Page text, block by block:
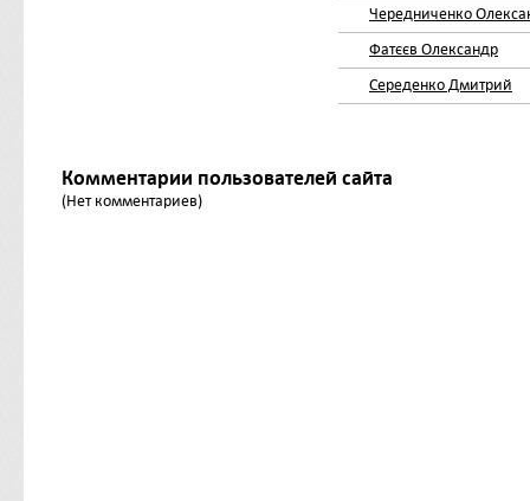
Чередниченко
Фатєєв Олександр
Середенко Дмитрий
Комментарии пользователей сайта
(Нет комментариев)